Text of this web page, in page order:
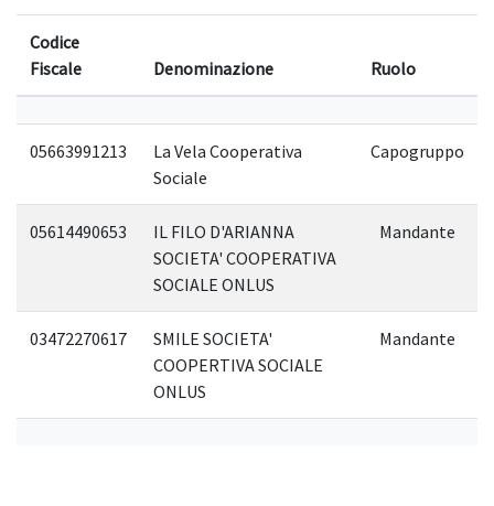
Codice
Fiscale
Denominazione Ruolo
05663991213
La Vela Cooperativa
Sociale
Capogruppo
05614490653
IL FILO D'ARIANNA
SOCIETA' COOPERATIVA
SOCIALE ONLUS
Mandante
03472270617
SMILE SOCIETA'
COOPERTIVA SOCIALE
ONLUS
Mandante